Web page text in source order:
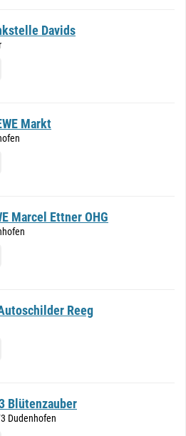
Davids
Markt
Marcel Ettner OHG
Reeg
Blütenzauber
Dudenhofen